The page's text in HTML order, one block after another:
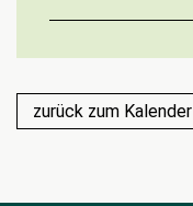
zurück zum Kalender